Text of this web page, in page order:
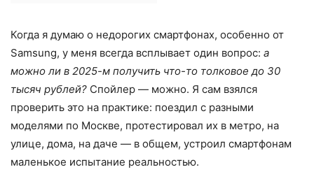
Когда я думаю о недорогих смартфонах, особенно от
Samsung, у меня всегда всплывает один вопрос: а
можно ли в 2025-м получить что-то толковое до 30
тысяч рублей? Спойлер — можно. Я сам взялся
проверить это на практике: поездил с разными
моделями по Москве, протестировал их в метро, на
улице, дома, на даче — в общем, устроил смартфонам
маленькое испытание реальностью.